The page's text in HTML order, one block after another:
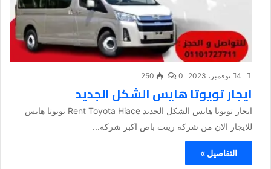
4 نوفمبر، 2023 0
250
ايجار تويوتا هايس الشكل الجديد
ايجار تويوتا هايس الشكل الجديد Rent Toyota Hiace تويوتا هايس
للايجار الان من شركة رينت باص اكبر شركة...
التفاصيل »